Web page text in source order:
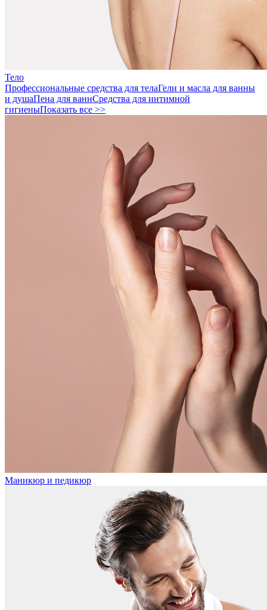
Тело
Профессиональные средства для телаГели и масла для ванны
и душаПена для ваннСредства для интимной
гигиеныПоказать все >>
Маникюр и педикюр